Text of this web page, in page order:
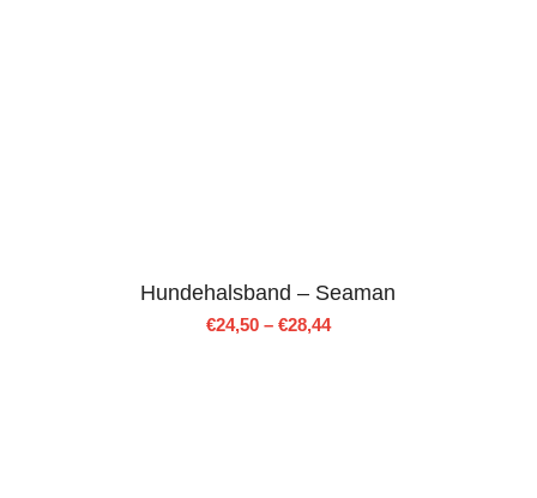
Hundehalsband – Seaman
€24,50– €28,44